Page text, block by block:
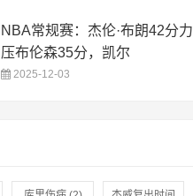
NBA常规赛：杰伦·布朗42分力
压布伦森35分，凯尔
2025-12-03